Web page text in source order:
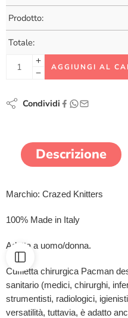
Prodotto:
Totale:
AGGIUNGI AL
Condividi
Descrizione
Marchio: Crazed Knitters
100% Made in Italy
Adatta a uomo/donna.
Cuffietta chirurgica Pacman
sanitario (medici, chirurghi,
strumentisti, radiologici,
versatilità, tuttavia, è adatto